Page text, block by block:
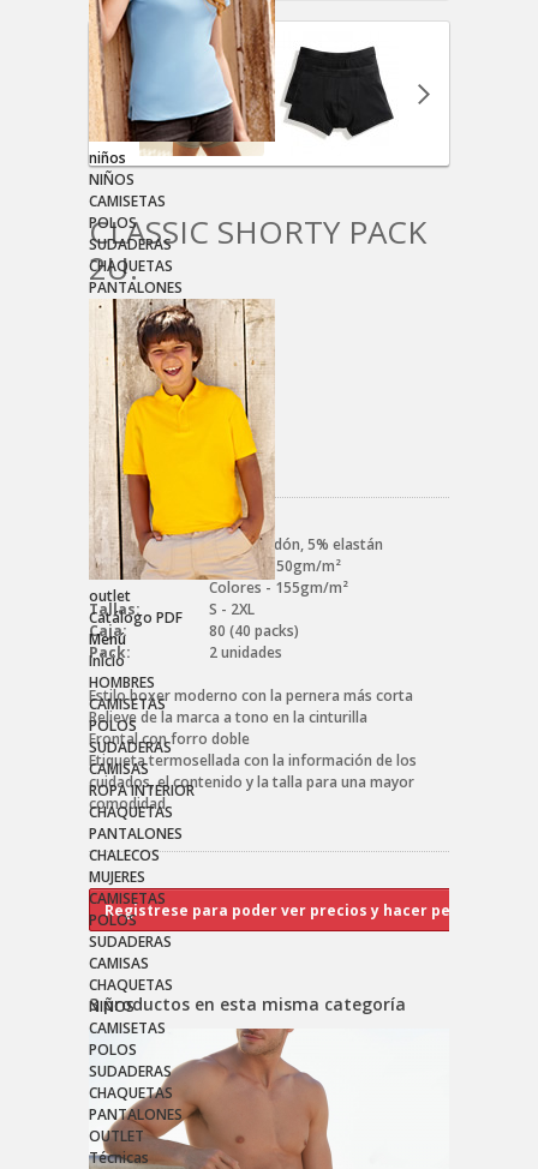
niños
NIÑOS
CAMISETAS
POLOS
SUDADERAS
CHAQUETAS
PANTALONES
outlet
Catálogo PDF
Menú
Inicio
HOMBRES
CAMISETAS
POLOS
SUDADERAS
CAMISAS
ROPA INTERIOR
CHAQUETAS
PANTALONES
CHALECOS
MUJERES
CAMISETAS
POLOS
SUDADERAS
CAMISAS
CHAQUETAS
NIÑOS
CAMISETAS
POLOS
SUDADERAS
CHAQUETAS
PANTALONES
OUTLET
Técnicas
CLASSIC SHORTY PACK
2U.
Referencia:0670207302XL
Tejido:
95% algodón, 5% elastán
Peso:
Blanco - 150gm/m²
Colores - 155gm/m²
Tallas:
S - 2XL
Caja:
80 (40 packs)
Pack:
2 unidades
Estilo boxer moderno con la pernera más corta
Relieve de la marca a tono en la cinturilla
Frontal con forro doble
Etiqueta termosellada con la información de los
cuidados, el contenido y la talla para una mayor
comodidad
3 productos en esta misma categoría